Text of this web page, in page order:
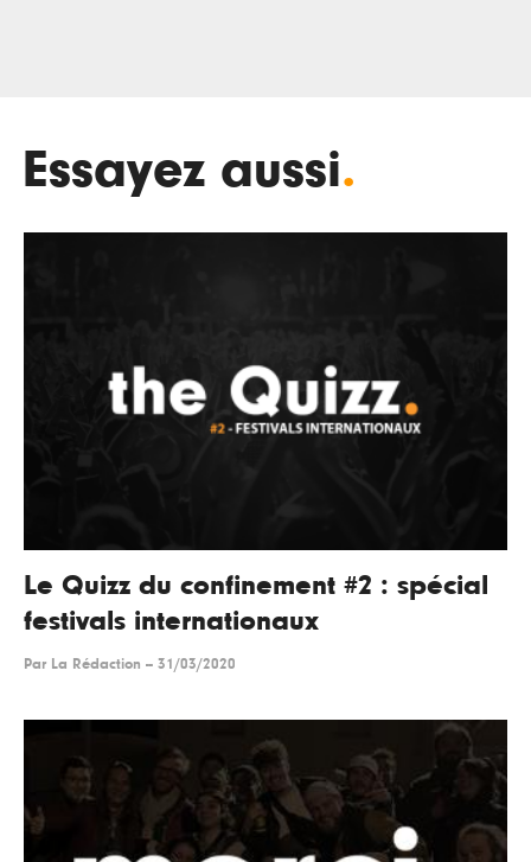
Essayez aussi.
Le Quizz du confinement #2 : spécial
festivals internationaux
Par La Rédaction -- 31/03/2020